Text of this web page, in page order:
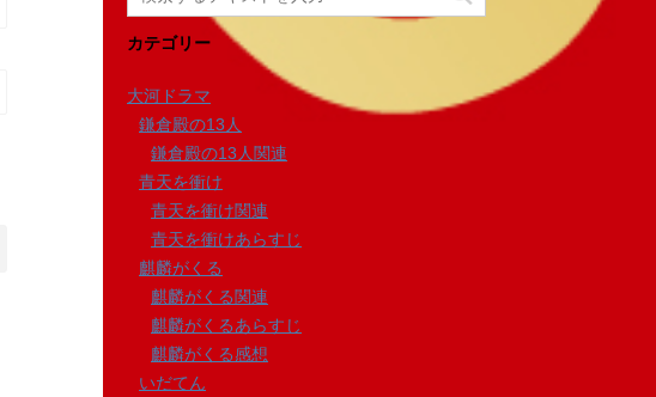
カテゴリー
大河ドラマ
鎌倉殿の13人
鎌倉殿の13人関連
青天を衝け
青天を衝け関連
青天を衝けあらすじ
麒麟がくる
麒麟がくる関連
麒麟がくるあらすじ
麒麟がくる感想
いだてん